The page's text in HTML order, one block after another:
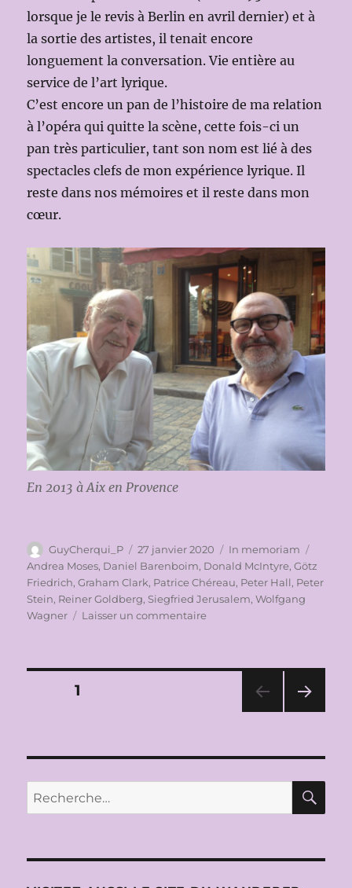
lorsque je le revis à Berlin en avril dernier) et à
la sortie des artistes, il tenait encore
longuement la conversation. Vie entière au
service de l’art lyrique.
C’est encore un pan de l’histoire de ma relation
à l’opéra qui quitte la scène, cette fois-ci un
pan très particulier, tant son nom est lié à des
spectacles clefs de mon expérience lyrique. Il
reste dans nos mémoires et il reste dans mon
cœur.
En 2013 à Aix en Provence
Auteur
GuyCherqui_P
Publié
le
27 janvier 2020 Catégories
In memoriam
Andrea Moses, Daniel Barenboim, Donald McIntyre,Götz
Friedrich,Graham Clark, Patrice Chéreau, Peter Hall, Peter
Stein, Reiner Goldberg, Siegfried Jerusalem,Wolfgang
Wagner
Laisser un commentairesur
Pagination
publications
PAGE1
ANT
E
Recherche
pour :